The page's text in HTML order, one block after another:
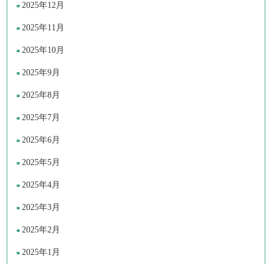
2025年12月
2025年11月
2025年10月
2025年9月
2025年8月
2025年7月
2025年6月
2025年5月
2025年4月
2025年3月
2025年2月
2025年1月